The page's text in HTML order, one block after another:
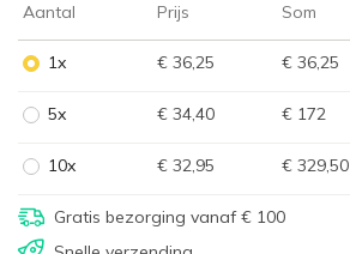
Aantal Prijs Som
1x € 36,25 € 36,25
5x € 34,40 € 172
10x € 32,95 € 329,50
Gratis bezorging vanaf € 100